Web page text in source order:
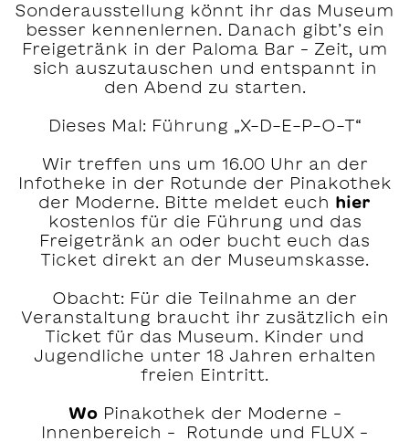
Sonderausstellung könnt ihr das Museum
besser kennenlernen. Danach gibt’s ein
Freigetränk in der Paloma Bar – Zeit, um
sich auszutauschen und entspannt in
den Abend zu starten.
Dieses Mal: Führung „X-D-E-P-O-T“
Wir treffen uns um 16.00 Uhr an der
Infotheke in der Rotunde der Pinakothek
der Moderne. Bitte meldet euch hier
kostenlos für die Führung und das
Freigetränk an oder bucht euch das
Ticket direkt an der Museumskasse.
Obacht: Für die Teilnahme an der
Veranstaltung braucht ihr zusätzlich ein
Ticket für das Museum. Kinder und
Jugendliche unter 18 Jahren erhalten
freien Eintritt.
WoPinakothek der Moderne –
Innenbereich – Rotunde und FLUX –